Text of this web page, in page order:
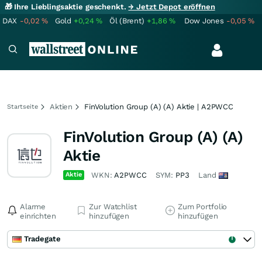
🎁 Ihre Lieblingsaktie geschenkt.→ Jetzt Depot eröffnen
DAX -0,02% Gold +0,24% Öl (Brent) +1,86% Dow Jones -0,05%
Startseite Aktien FinVolution Group (A) (A) Aktie | A2PWCC
FinVolution Group (A) (A)
Aktie
Aktie WKN:A2PWCC SYM: PP3 Land
Alarme
einrichten
Zur Watchlist
hinzufügen
Zum Portfolio
hinzufügen
Tradegate